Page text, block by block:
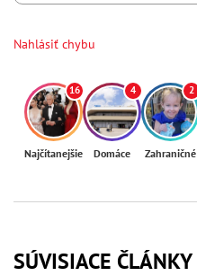
Nahlásiť chybu
16
Najčítanejšie
4
Domáce
2
Zahraničné
SÚVISIACE ČLÁNKY